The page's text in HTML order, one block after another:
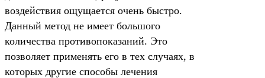
воздействия ощущается очень быстро.
Данный метод не имеет большого
количества противопоказаний. Это
позволяет применять его в тех случаях, в
которых другие способы лечения